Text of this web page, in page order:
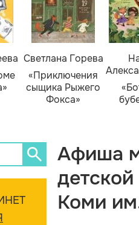
Светлана Горева
«Приключения
сыщика Рыжего
Фокса»
Афиша
Коми